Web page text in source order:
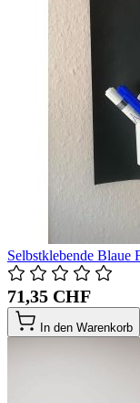
Selbstklebende Blaue
71,35 CHF
In den Warenkorb